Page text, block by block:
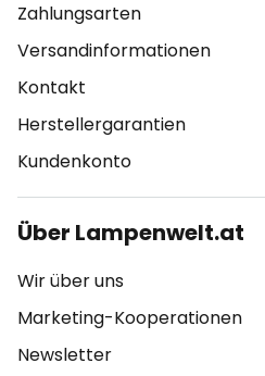
Zahlungsarten
Versandinformationen
Kontakt
Herstellergarantien
Kundenkonto
Über Lampenwelt.at
Wir über uns
Marketing-Kooperationen
Newsletter